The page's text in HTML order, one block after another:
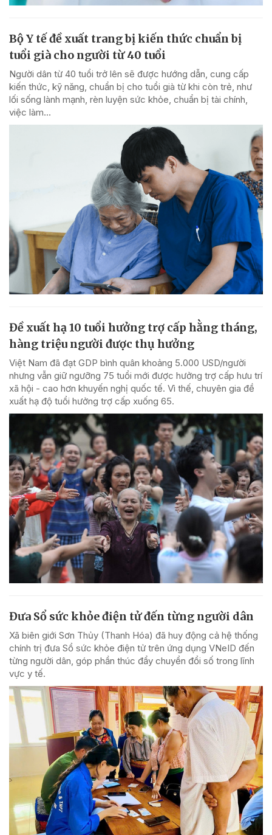
Bộ Y tế đề xuất trang bị kiến thức chuẩn bị
tuổi già cho người từ 40 tuổi
Người dân từ 40 tuổi trở lên sẽ được hướng dẫn, cung cấp
kiến thức, kỹ năng, chuẩn bị cho tuổi già từ khi còn trẻ, như
lối sống lành mạnh, rèn luyện sức khỏe, chuẩn bị tài chính,
việc làm...
Đề xuất hạ 10 tuổi hưởng trợ cấp hằng tháng,
hàng triệu người được thụ hưởng
Việt Nam đã đạt GDP bình quân khoảng 5.000 USD/người
nhưng vẫn giữ ngưỡng 75 tuổi mới được hưởng trợ cấp hưu trí
xã hội - cao hơn khuyến nghị quốc tế. Vì thế, chuyên gia đề
xuất hạ độ tuổi hưởng trợ cấp xuống 65.
Đưa Sổ sức khỏe điện tử đến từng người dân
Xã biên giới Sơn Thủy (Thanh Hóa) đã huy động cả hệ thống
chính trị đưa Sổ sức khỏe điện tử trên ứng dụng VNeID đến
từng người dân, góp phần thúc đẩy chuyển đổi số trong lĩnh
vực y tế.